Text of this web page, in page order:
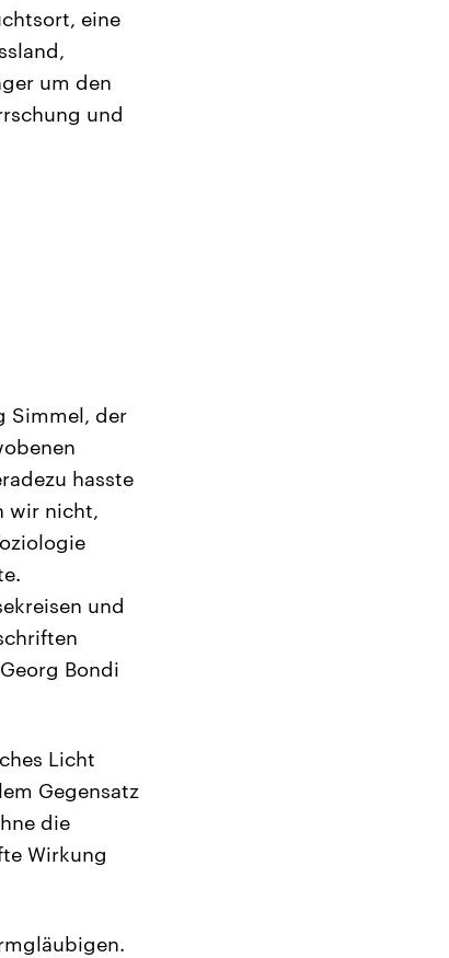
eine
um den
und
Simmel, der
hasste
wir nicht,
und
Bondi
Licht
Gegensatz
die
Wirkung